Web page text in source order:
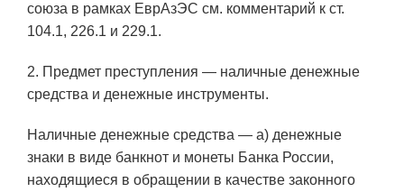
союза в рамках ЕврАзЭС см. комментарий к ст.
104.1, 226.1 и 229.1.
2. Предмет преступления — наличные денежные
средства и денежные инструменты.
Наличные денежные средства — а) денежные
знаки в виде банкнот и монеты Банка России,
находящиеся в обращении в качестве законного